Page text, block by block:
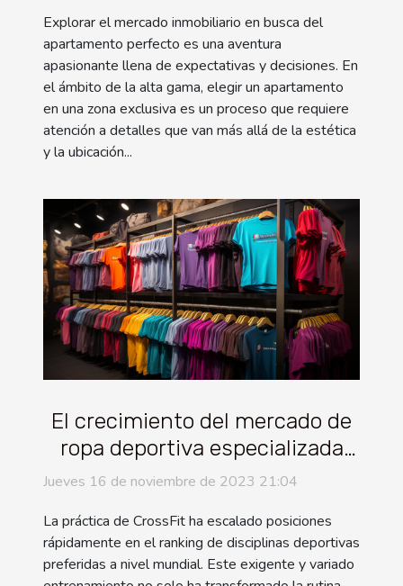
Explorar el mercado inmobiliario en busca del
apartamento perfecto es una aventura
apasionante llena de expectativas y decisiones. En
el ámbito de la alta gama, elegir un apartamento
en una zona exclusiva es un proceso que requiere
atención a detalles que van más allá de la estética
y la ubicación...
El crecimiento del mercado de
ropa deportiva especializada
para CrossFit a nivel
Jueves 16 de noviembre de 2023 21:04
La práctica de CrossFit ha escalado posiciones
rápidamente en el ranking de disciplinas deportivas
preferidas a nivel mundial. Este exigente y variado